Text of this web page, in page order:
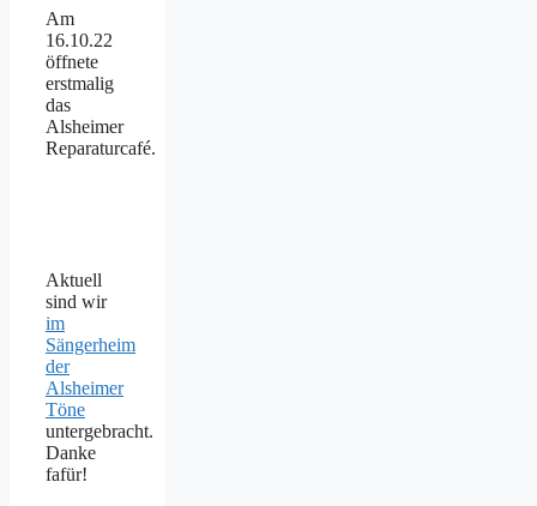
Am
16.10.22
öffnete
erstmalig
das
Alsheimer
Reparaturcafé.
Aktuell
sind wir
im
Sängerheim
der
Alsheimer
Töne
untergebracht.
Danke
fafür!